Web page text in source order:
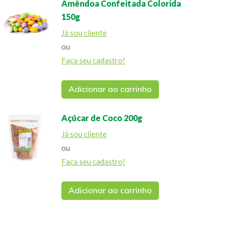
Amêndoa Confeitada Colorida
150g
Já sou cliente
ou
Faça seu cadastro!
Adicionar ao carrinho
Açúcar de Coco 200g
Já sou cliente
ou
Faça seu cadastro!
Adicionar ao carrinho